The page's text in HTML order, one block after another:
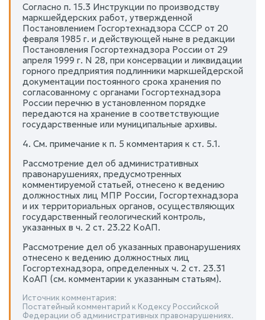
Согласно п. 15.3 Инструкции по производству
маркшейдерских работ, утвержденной
Постановлением Госгортехнадзора СССР от 20
февраля 1985 г. и действующей ныне в редакции
Постановления Госгортехнадзора России от 29
апреля 1999 г. N 28, при консервации и ликвидации
горного предприятия подлинники маркшейдерской
документации постоянного срока хранения по
согласованному с органами Госгортехнадзора
России перечню в установленном порядке
передаются на хранение в соответствующие
государственные или муниципальные архивы.
4. См. примечание к п. 5 комментария к ст. 5.1.
Рассмотрение дел об административных
правонарушениях, предусмотренных
комментируемой статьей, отнесено к ведению
должностных лиц МПР России, Госгортехнадзора
и их территориальных органов, осуществляющих
государственный геологический контроль,
указанных в ч. 2 ст. 23.22 КоАП.
Рассмотрение дел об указанных правонарушениях
отнесено к ведению должностных лиц
Госгортехнадзора, определенных ч. 2 ст. 23.31
КоАП (см. комментарии к указанным статьям).
Источник комментария:
Постатейный комментарий к Кодексу Российской
Федерации об административных правонарушениях.